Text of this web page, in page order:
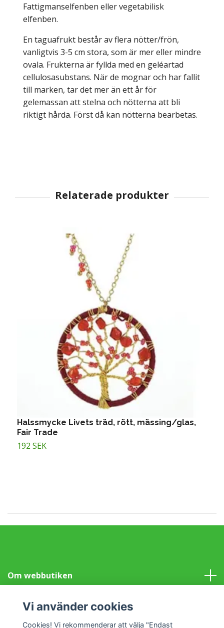
Fattigmanselfenben eller vegetabilisk
elfenben.
En taguafrukt består av flera nötter/frön,
vanligtvis 3-5 cm stora, som är mer eller mindre
ovala. Frukterna är fyllda med en geléartad
cellulosasubstans. När de mognar och har fallit
till marken, tar det mer än ett år för
gelemassan att stelna och nötterna att bli
riktigt hårda. Först då kan nötterna bearbetas.
Halssmycke Livets träd, rött, mässing/glas,
Fair Trade
192 SEK
Om webbutiken
Information
Vi använder cookies
Cookies! Vi rekommenderar att välja "Endast